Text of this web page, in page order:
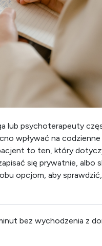
lub psychoterapeuty
wpływać na
to ten, który
się prywatnie, albo
opcjom, aby
bez wychodzenia z